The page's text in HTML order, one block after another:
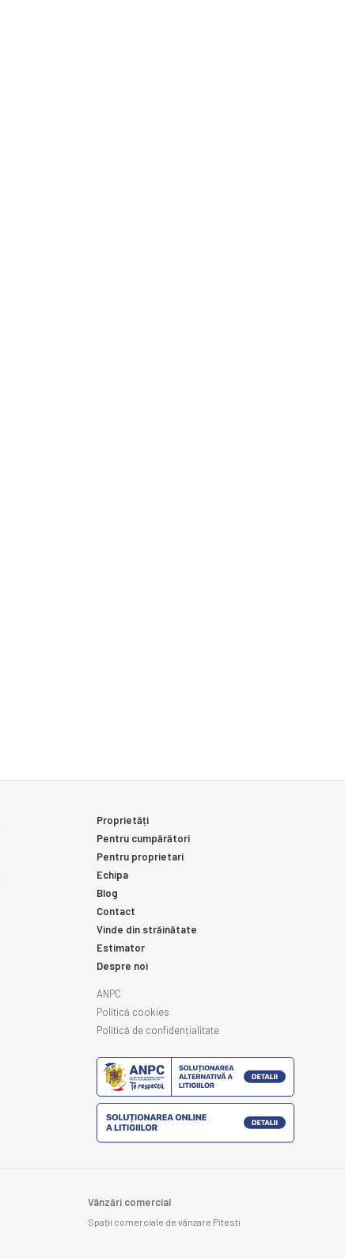
Proprietăți
Pentru cumpărători
Pentru proprietari
Echipa
Blog
Contact
Vinde din străinătate
Estimator
Despre noi
ANPC
Politică cookies
Politică de confidențialitate
Vânzări comercial
Spații comerciale de vânzare Pitesti